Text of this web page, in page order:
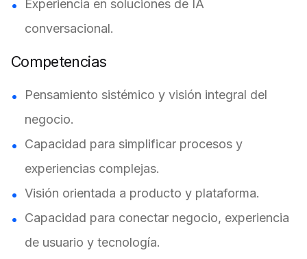
Experiencia en soluciones de IA
conversacional.
Competencias
Pensamiento sistémico y visión integral del
negocio.
Capacidad para simplificar procesos y
experiencias complejas.
Visión orientada a producto y plataforma.
Capacidad para conectar negocio, experiencia
de usuario y tecnología.